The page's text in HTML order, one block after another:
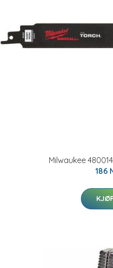
Milwaukee
186